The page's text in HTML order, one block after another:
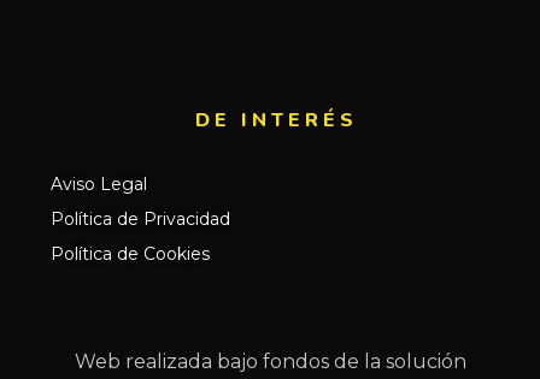
DE INTERÉS​
Aviso Legal
Política de Privacidad
Política de Cookies
Web realizada bajo fondos de la solución